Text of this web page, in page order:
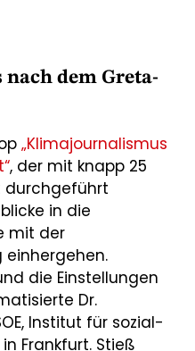
dem Greta-
„Klimajournalismus
, der mit knapp 25
durchgeführt
in die
mit der
die Einstellungen
Dr.
Institut für sozial-
Frankfurt. Stieß